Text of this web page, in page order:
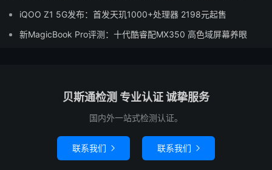
iQOO Z1 5G发布：首发天玑1000+处理器 2198元起售
新MagicBook Pro评测：十代酷睿配MX350 高色域屏幕养眼
贝斯通检测 专业认证 诚挚服务
国内外一站式检测认证。
联系我们  联系我们 